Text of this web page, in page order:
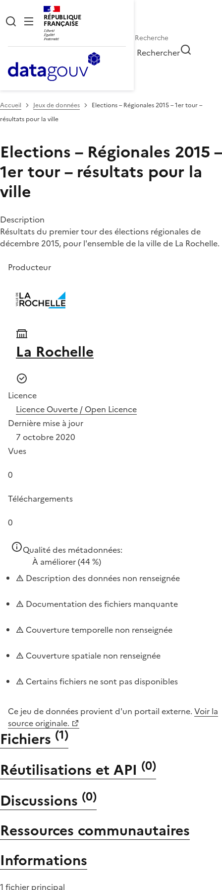
RÉPUBLIQUE
FRANÇAISE
Rechercher
Accueil Jeux de données
Elections – Régionales 2015 – 1er tour –
résultats pour la ville
Elections – Régionales 2015 –
1er tour – résultats pour la
ville
Description
Résultats du premier tour des élections régionales de
décembre 2015, pour l'ensemble de la ville de La Rochelle.
Producteur
La Rochelle
Licence
Licence Ouverte / Open Licence
Dernière mise à jour
7 octobre 2020
Vues
0
Téléchargements
0
Qualité des métadonnées:
À améliorer(44 %)
Description des données non renseignée
Documentation des fichiers manquante
Couverture temporelle non renseignée
Couverture spatiale non renseignée
Certains fichiers ne sont pas disponibles
Ce jeu de données provient d'un portail externe. Voir la
source originale.
Fichiers (1)
Réutilisations et API (0)
Discussions (0)
Ressources communautaires
Informations
1 fichier principal